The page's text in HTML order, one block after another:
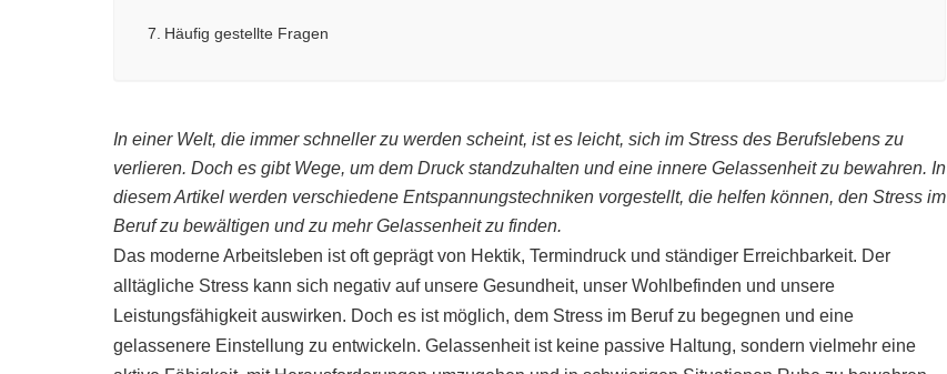
Häufig gestellte Fragen
In einer Welt, die immer schneller zu werden scheint, ist es leicht, sich im Stress des Berufslebens zu
verlieren. Doch es gibt Wege, um dem Druck standzuhalten und eine innere Gelassenheit zu bewahren. In
diesem Artikel werden verschiedene Entspannungstechniken vorgestellt, die helfen können, den Stress im
Beruf zu bewältigen und zu mehr Gelassenheit zu finden.
Das moderne Arbeitsleben ist oft geprägt von Hektik, Termindruck und ständiger Erreichbarkeit. Der
alltägliche Stress kann sich negativ auf unsere Gesundheit, unser Wohlbefinden und unsere
Leistungsfähigkeit auswirken. Doch es ist möglich, dem Stress im Beruf zu begegnen und eine
gelassenere Einstellung zu entwickeln. Gelassenheit ist keine passive Haltung, sondern vielmehr eine